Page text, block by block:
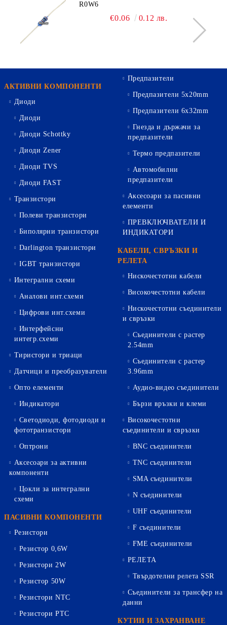
R0W6
€0.06 0.12 лв.
АКТИВНИ КОМПОНЕНТИ
Диоди
Диоди
Диоди Schottky
Диоди Zener
Диоди TVS
Диоди FAST
Транзистори
Полеви транзистори
Биполярни транзистори
Darlington транзистори
IGBT транзистори
Интегрални схеми
Аналови инт.схеми
Цифрови инт.схеми
Интерфейсни
интегр.схеми
Тиристори и триаци
Датчици и преобразуватели
Опто елементи
Индикатори
Светодиоди, фотодиоди и
фототранзистори
Оптрони
Аксесоари за активни
компоненти
Цокли за интегрални
схеми
ПАСИВНИ КОМПОНЕНТИ
Резистори
Резистор 0,6W
Резистори 2W
Резистор 50W
Резистори NTC
Резистори PTC
Предпазители
Предпазители 5х20mm
Предпазители 6х32mm
Гнезда и държачи за
предпазители
Термо предпазители
Автомобилни
предпазители
Аксесоари за пасивни
елементи
ПРЕВКЛЮЧВАТЕЛИ И
ИНДИКАТОРИ
КАБЕЛИ, СВРЪЗКИ И
РЕЛЕТА
Нискочестотни кабели
Високочестотни кабели
Нискочестотни съединители
и свръзки
Съединители с растер
2.54mm
Съединители с растер
3.96mm
Аудио-видео съединители
Бързи връзки и клеми
Високочестотни
съединители и свръзки
BNC съединители
TNC съединители
SMA съединители
N съединители
UHF съединители
F съединители
FME съединители
РЕЛЕТА
Твърдотелни релета SSR
Съединители за трансфер на
данни
КУТИИ И ЗАХРАНВАНЕ